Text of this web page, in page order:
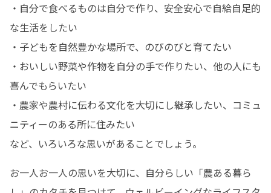
・自分で食べるものは自分で作り、安全安心で自給自足的
な生活をしたい
・子どもを自然豊かな場所で、のびのびと育てたい
・おいしい野菜や作物を自分の手で作りたい、他の人にも
喜んでもらいたい
・農家や農村に伝わる文化を大切にし継承したい、コミュ
ニティーのある所に住みたい
など、いろいろな思いがあることでしょう。
お一人お一人の思いを大切に、自分らしい「農ある暮ら